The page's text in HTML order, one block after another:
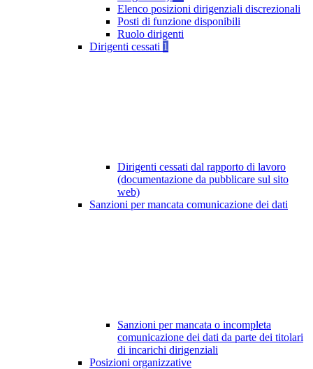
Elenco posizioni dirigenziali discrezionali
Posti di funzione disponibili
Ruolo dirigenti
Dirigenti cessati 1
Dirigenti cessati dal rapporto di lavoro
(documentazione da pubblicare sul sito
web)
Sanzioni per mancata comunicazione dei dati
Sanzioni per mancata o incompleta
comunicazione dei dati da parte dei titolari
di incarichi dirigenziali
Posizioni organizzative